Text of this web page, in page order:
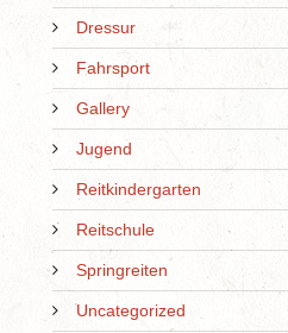
Dressur
Fahrsport
Gallery
Jugend
Reitkindergarten
Reitschule
Springreiten
Uncategorized